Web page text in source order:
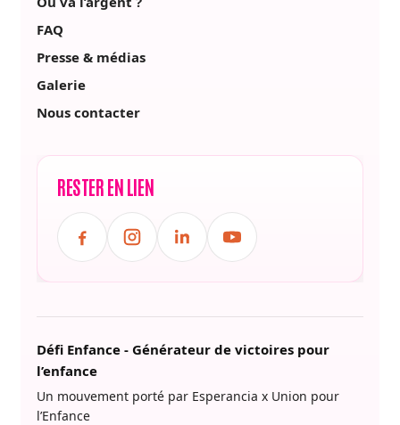
FAQ
Presse & médias
Galerie
Nous contacter
RESTER EN LIEN
Défi Enfance - Générateur de victoires pour
l’enfance
Un mouvement porté par Esperancia x Union pour
l’Enfance